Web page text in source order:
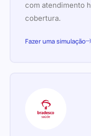
com atendimento
cobertura.
Fazer uma simulação